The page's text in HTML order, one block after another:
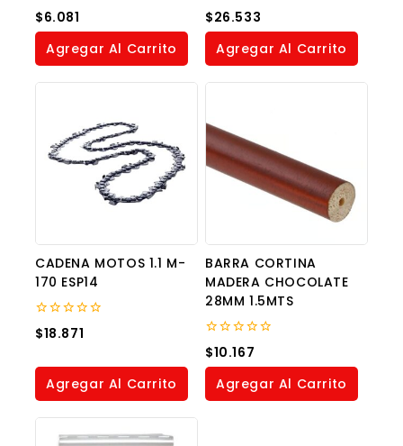
0
out
of
$6.081
Agregar Al Carrito
0
out
of
$26.533
Agregar Al Carrito
CADENA MOTOS 1.1 M-
170 ESP14
0
out
5
$18.871
Agregar Al Carrito
BARRA CORTINA
MADERA CHOCOLATE
28MM 1.5MTS
0
out
of
$10.167
Agregar Al Carrito